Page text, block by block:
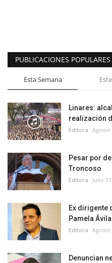
PUBLICACIONES POPULARES
Esta Semana
Linares:
realización
Editora Agosto
Pesar por
Troncoso
Editora Julio
Ex dirigente
Pamela
Editora Agosto
Denuncian